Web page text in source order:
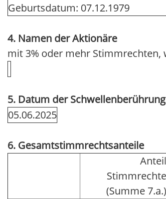
Geburtsdatum: 07.12.1979
4. Namen der Aktionäre
mit 3% oder mehr Stimmrechten,
5. Datum der
05.06.2025
6. Gesamtstimmrechtsanteile
Anteil
Stimmrechte
(Summe 7.a.)